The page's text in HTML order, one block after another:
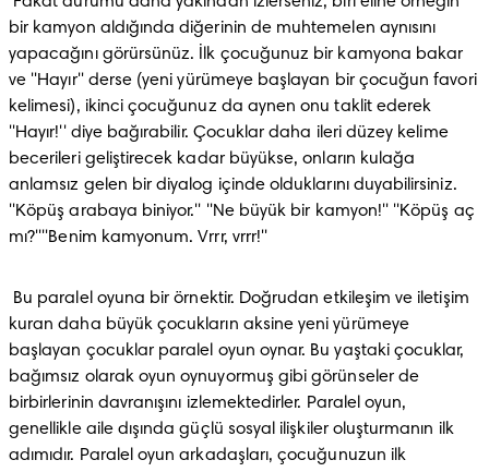
bir kamyon aldığında diğerinin de muhtemelen aynısını
yapacağını görürsünüz. İlk çocuğunuz bir kamyona bakar
ve ''Hayır'' derse (yeni yürümeye başlayan bir çocuğun favori
kelimesi), ikinci çocuğunuz da aynen onu taklit ederek
''Hayır!'' diye bağırabilir. Çocuklar daha ileri düzey kelime
becerileri geliştirecek kadar büyükse, onların kulağa
anlamsız gelen bir diyalog içinde olduklarını duyabilirsiniz.
''Köpüş arabaya biniyor.'' ''Ne büyük bir kamyon!'' ''Köpüş aç
mı?''''Benim kamyonum. Vrrr, vrrr!''
kuran daha büyük çocukların aksine yeni yürümeye
başlayan çocuklar paralel oyun oynar. Bu yaştaki çocuklar,
bağımsız olarak oyun oynuyormuş gibi görünseler de
birbirlerinin davranışını izlemektedirler. Paralel oyun,
genellikle aile dışında güçlü sosyal ilişkiler oluşturmanın ilk
adımıdır. Paralel oyun arkadaşları, çocuğunuzun ilk